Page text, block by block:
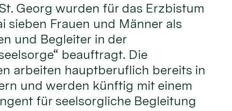
Georg wurden für das Erzbistum
sieben Frauen und Männer als
und Begleiter in der
beauftragt. Die
arbeiten hauptberuflich bereits in
und werden künftig mit einem
für seelsorgliche Begleitung